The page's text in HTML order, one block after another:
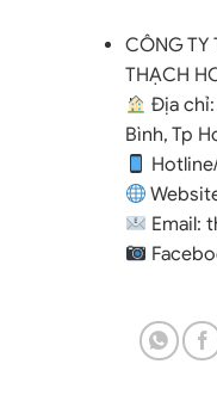
CÔNG TY
THẠCH
Địa chỉ:
Bình, Tp
Email: